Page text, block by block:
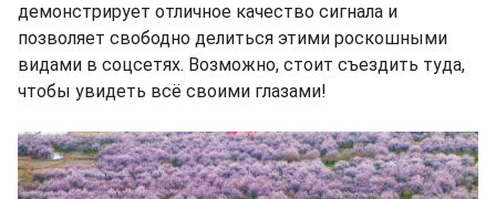
демонстрирует отличное качество сигнала и
позволяет свободно делиться этими роскошными
видами в соцсетях. Возможно, стоит съездить туда,
чтобы увидеть всё своими глазами!